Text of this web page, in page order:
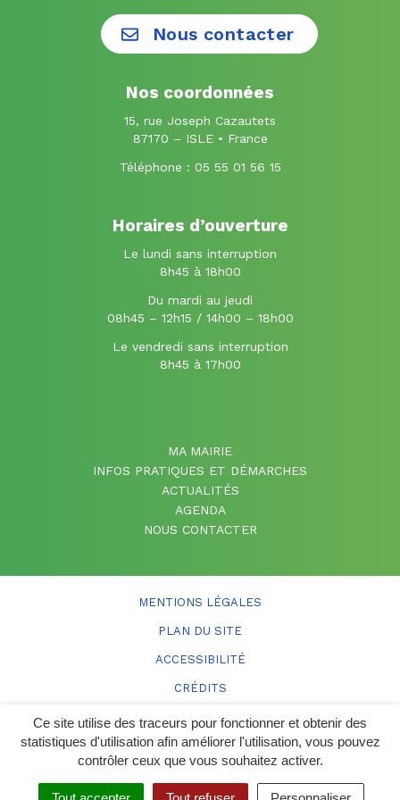
Ce site utilise des traceurs pour fonctionner et obtenir des
statistiques d'utilisation afin améliorer l'utilisation, vous pouvez
contrôler ceux que vous souhaitez activer.
le
compte
Facebook
le
compte
Instagram
Nous contacter
Nos coordonnées
15, rue Joseph Cazautets
87170 – ISLE • France
Téléphone : 05 55 01 56 15
Horaires d’ouverture
Le lundi sans interruption
8h45 à 18h00
Du mardi au jeudi
08h45 – 12h15 / 14h00 – 18h00
Le vendredi sans interruption
8h45 à 17h00
MA MAIRIE
INFOS PRATIQUES ET DÉMARCHES
ACTUALITÉS
AGENDA
NOUS CONTACTER
MENTIONS LÉGALES
PLAN DU SITE
ACCESSIBILITÉ
CRÉDITS